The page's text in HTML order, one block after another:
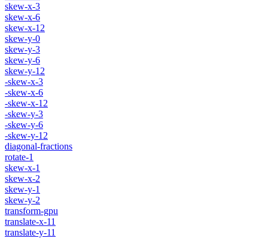
skew-x-3
skew-x-6
skew-x-12
skew-y-0
skew-y-3
skew-y-6
skew-y-12
-skew-x-3
-skew-x-6
-skew-x-12
-skew-y-3
-skew-y-6
-skew-y-12
diagonal-fractions
rotate-1
skew-x-1
skew-x-2
skew-y-1
skew-y-2
transform-gpu
translate-x-11
translate-y-11